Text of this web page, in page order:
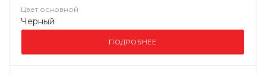
Цвет основной
Черный
ПОДРОБНЕЕ